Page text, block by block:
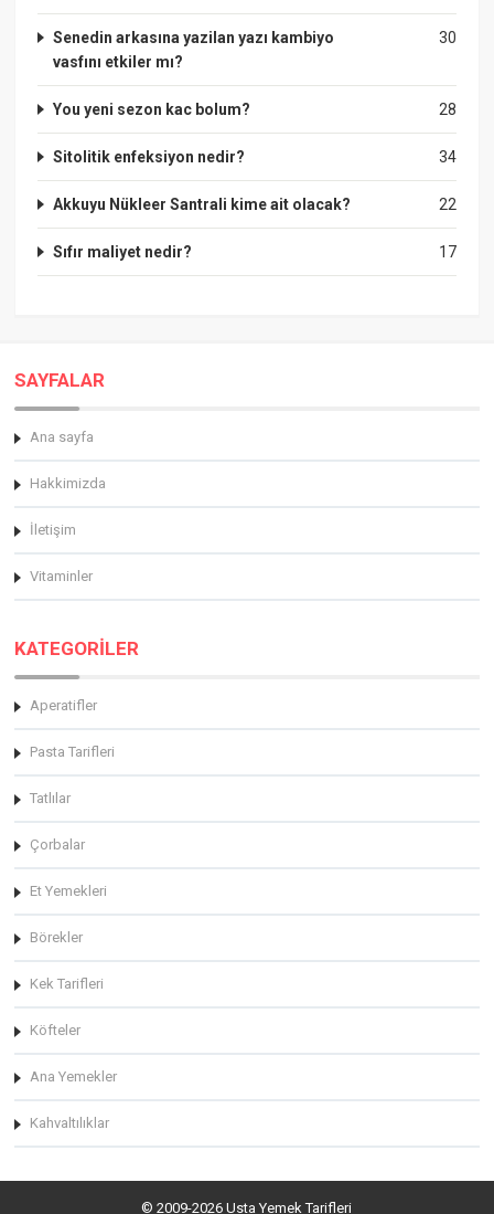
30
Senedin arkasına yazilan yazı kambiyo
vasfını etkiler mı?
28
You yeni sezon kac bolum?
34
Sitolitik enfeksiyon nedir?
22
Akkuyu Nükleer Santrali kime ait olacak?
17
Sıfır maliyet nedir?
SAYFALAR
Ana sayfa
Hakkimizda
İletişim
Vitaminler
KATEGORİLER
Aperatifler
Pasta Tarifleri
Tatlılar
Çorbalar
Et Yemekleri
Börekler
Kek Tarifleri
Köfteler
Ana Yemekler
Kahvaltılıklar
© 2009-2026 Usta Yemek Tarifleri